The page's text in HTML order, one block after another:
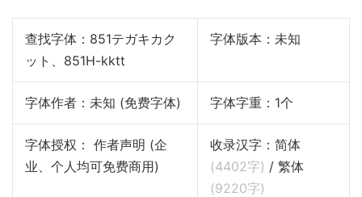
查找字体： 851テガキカク
ット、851H-kktt
字体版本：未知
字体作者：未知 (免费字体) 字体字重：1个
字体授权： 作者声明 (企
业、个人均可免费商用)
收录汉字：简体
(4402字) / 繁体
(9220字)